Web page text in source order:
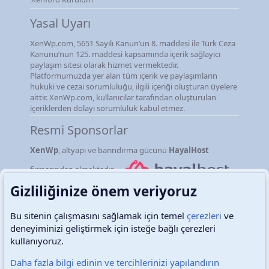
Yasal Uyarı
XenWp.com, 5651 Sayılı Kanun’un 8. maddesi ile Türk Ceza
Kanunu’nun 125. maddesi kapsamında içerik sağlayıcı
paylaşım sitesi olarak hizmet vermektedir.
Platformumuzda yer alan tüm içerik ve paylaşımların
hukuki ve cezai sorumluluğu, ilgili içeriği oluşturan üyelere
aittir. XenWp.com, kullanıcılar tarafından oluşturulan
içeriklerden dolayı sorumluluk kabul etmez.
Resmi Sponsorlar
XenWp, altyapı ve barındırma gücünü HayalHost
firmasından almaktadır.
Türkçe (TR) Çerezler
Gizliliğinize önem veriyoruz
Bu sitenin çalışmasını sağlamak için temel çerezleri ve
deneyiminizi geliştirmek için isteğe bağlı çerezleri
kullanıyoruz.
Daha fazla bilgi edinin ve tercihlerinizi yapılandırın